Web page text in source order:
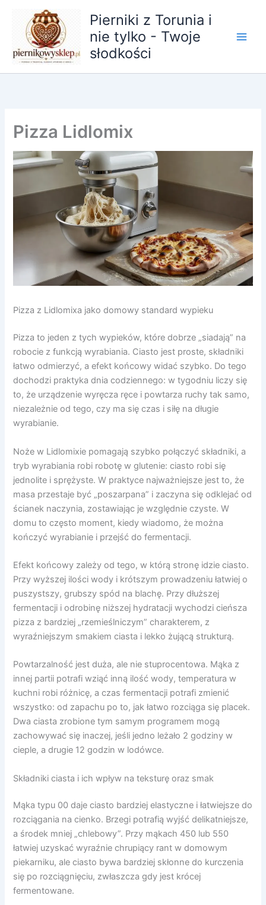
Pierniki z Torunia i
nie tylko - Twoje
słodkości
Pizza Lidlomix
Pizza z Lidlomixa jako domowy standard wypieku
Pizza to jeden z tych wypieków, które dobrze „siadają” na
robocie z funkcją wyrabiania. Ciasto jest proste, składniki
łatwo odmierzyć, a efekt końcowy widać szybko. Do tego
dochodzi praktyka dnia codziennego: w tygodniu liczy się
to, że urządzenie wyręcza ręce i powtarza ruchy tak samo,
niezależnie od tego, czy ma się czas i siłę na długie
wyrabianie.
Noże w Lidlomixie pomagają szybko połączyć składniki, a
tryb wyrabiania robi robotę w glutenie: ciasto robi się
jednolite i sprężyste. W praktyce najważniejsze jest to, że
masa przestaje być „poszarpana” i zaczyna się odklejać od
ścianek naczynia, zostawiając je względnie czyste. W
domu to często moment, kiedy wiadomo, że można
kończyć wyrabianie i przejść do fermentacji.
Efekt końcowy zależy od tego, w którą stronę idzie ciasto.
Przy wyższej ilości wody i krótszym prowadzeniu łatwiej o
puszystszy, grubszy spód na blachę. Przy dłuższej
fermentacji i odrobinę niższej hydratacji wychodzi cieńsza
pizza z bardziej „rzemieślniczym” charakterem, z
wyraźniejszym smakiem ciasta i lekko żującą strukturą.
Powtarzalność jest duża, ale nie stuprocentowa. Mąka z
innej partii potrafi wziąć inną ilość wody, temperatura w
kuchni robi różnicę, a czas fermentacji potrafi zmienić
wszystko: od zapachu po to, jak łatwo rozciąga się placek.
Dwa ciasta zrobione tym samym programem mogą
zachowywać się inaczej, jeśli jedno leżało 2 godziny w
cieple, a drugie 12 godzin w lodówce.
Składniki ciasta i ich wpływ na teksturę oraz smak
Mąka typu 00 daje ciasto bardziej elastyczne i łatwiejsze do
rozciągania na cienko. Brzegi potrafią wyjść delikatniejsze,
a środek mniej „chlebowy”. Przy mąkach 450 lub 550
łatwiej uzyskać wyraźnie chrupiący rant w domowym
piekarniku, ale ciasto bywa bardziej skłonne do kurczenia
się po rozciągnięciu, zwłaszcza gdy jest krócej
fermentowane.